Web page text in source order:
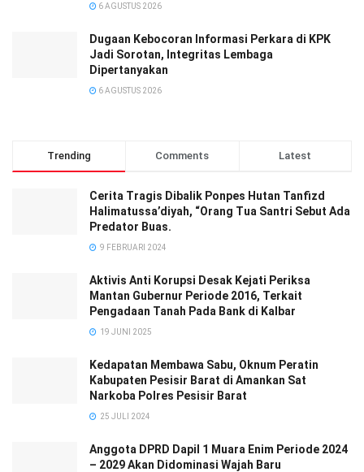
6 AGUSTUS 2026
Dugaan Kebocoran Informasi Perkara di KPK
Jadi Sorotan, Integritas Lembaga
Dipertanyakan
6 AGUSTUS 2026
Trending Comments Latest
Cerita Tragis Dibalik Ponpes Hutan Tanfizd
Halimatussa’diyah, “Orang Tua Santri Sebut Ada
Predator Buas.
9 FEBRUARI 2024
Aktivis Anti Korupsi Desak Kejati Periksa
Mantan Gubernur Periode 2016, Terkait
Pengadaan Tanah Pada Bank di Kalbar
19 JUNI 2025
Kedapatan Membawa Sabu, Oknum Peratin
Kabupaten Pesisir Barat di Amankan Sat
Narkoba Polres Pesisir Barat
25 JULI 2024
Anggota DPRD Dapil 1 Muara Enim Periode 2024
– 2029 Akan Didominasi Wajah Baru